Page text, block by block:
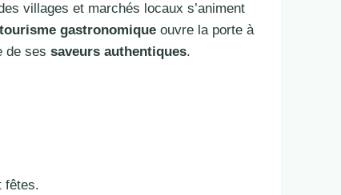
villages et marchés locaux s’animent
tourisme gastronomique ouvre la porte à
de ses saveurs authentiques.
fêtes.